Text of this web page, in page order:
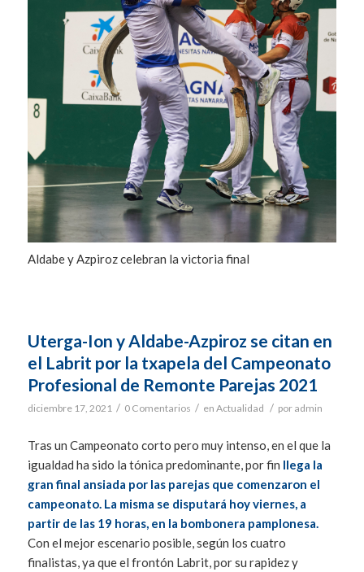
Aldabe y Azpiroz celebran la victoria final
Uterga-Ion y Aldabe-Azpiroz se citan en
el Labrit por la txapela del Campeonato
Profesional de Remonte Parejas 2021
diciembre 17, 2021 / 0 Comentarios / en Actualidad / por admin
Tras un Campeonato corto pero muy intenso, en el que la
igualdad ha sido la tónica predominante, por fin llega la
gran final ansiada por las parejas que comenzaron el
campeonato. La misma se disputará hoy viernes, a
partir de las 19 horas, en la bombonera pamplonesa.
Con el mejor escenario posible, según los cuatro
finalistas, ya que el frontón Labrit, por su rapidez y